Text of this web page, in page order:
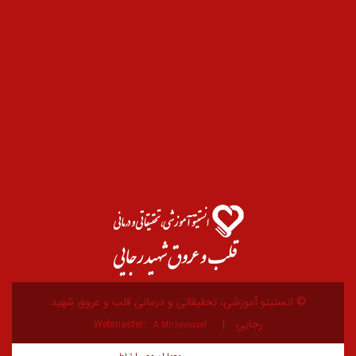
© انستیتو آموزشی، تحقیقاتی و درمانی قلب و عروق شهید
رجایی
Webmaster: A.Mirzayousef